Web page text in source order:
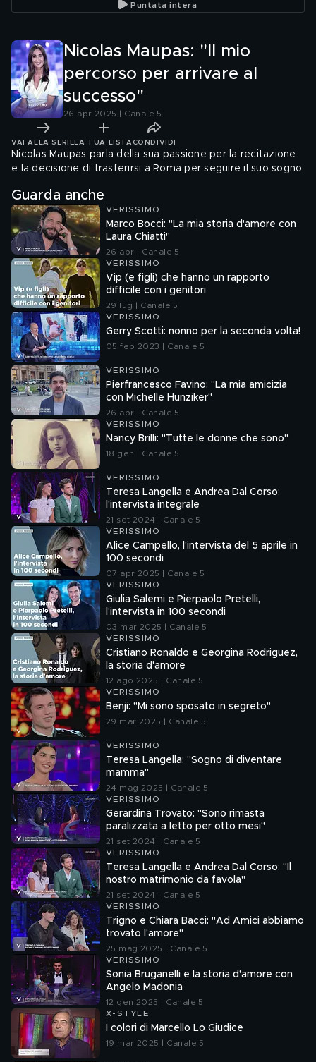
Amici"
Puntata intera
Nicolas Maupas: "Il mio
percorso per arrivare al
successo"
26 apr 2025 | Canale 5
VAI ALLA SERIE LA TUA LISTA CONDIVIDI
Nicolas Maupas parla della sua passione per la recitazione
e la decisione di trasferirsi a Roma per seguire il suo sogno.
Guarda anche
VERISSIMO
Marco Bocci: "La mia storia d'amore con
Laura Chiatti"
26 apr | Canale 5
VERISSIMO
Vip (e figli) che hanno un rapporto
difficile con i genitori
29 lug | Canale 5
VERISSIMO
Gerry Scotti: nonno per la seconda volta!
05 feb 2023 | Canale 5
VERISSIMO
Pierfrancesco Favino: "La mia amicizia
con Michelle Hunziker"
26 apr | Canale 5
VERISSIMO
Nancy Brilli: "Tutte le donne che sono"
18 gen | Canale 5
VERISSIMO
Teresa Langella e Andrea Dal Corso:
l'intervista integrale
21 set 2024 | Canale 5
VERISSIMO
Alice Campello, l'intervista del 5 aprile in
100 secondi
07 apr 2025 | Canale 5
VERISSIMO
Giulia Salemi e Pierpaolo Pretelli,
l'intervista in 100 secondi
03 mar 2025 | Canale 5
VERISSIMO
Cristiano Ronaldo e Georgina Rodriguez,
la storia d'amore
12 ago 2025 | Canale 5
VERISSIMO
Benji: "Mi sono sposato in segreto"
29 mar 2025 | Canale 5
VERISSIMO
Teresa Langella: "Sogno di diventare
mamma"
24 mag 2025 | Canale 5
VERISSIMO
Gerardina Trovato: "Sono rimasta
paralizzata a letto per otto mesi"
21 set 2024 | Canale 5
VERISSIMO
Teresa Langella e Andrea Dal Corso: "Il
nostro matrimonio da favola"
21 set 2024 | Canale 5
VERISSIMO
Trigno e Chiara Bacci: "Ad Amici abbiamo
trovato l'amore"
25 mag 2025 | Canale 5
VERISSIMO
Sonia Bruganelli e la storia d'amore con
Angelo Madonia
12 gen 2025 | Canale 5
X-STYLE
I colori di Marcello Lo Giudice
19 mar 2025 | Canale 5